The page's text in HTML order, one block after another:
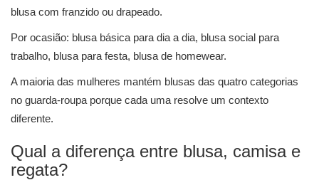
blusa com franzido ou drapeado.
Por ocasião: blusa básica para dia a dia, blusa social para
trabalho, blusa para festa, blusa de homewear.
A maioria das mulheres mantém blusas das quatro categorias
no guarda-roupa porque cada uma resolve um contexto
diferente.
Qual a diferença entre blusa, camisa e
regata?